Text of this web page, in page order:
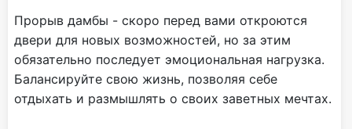
Прорыв дамбы - скоро перед вами откроются
двери для новых возможностей, но за этим
обязательно последует эмоциональная нагрузка.
Балансируйте свою жизнь, позволяя себе
отдыхать и размышлять о своих заветных мечтах.